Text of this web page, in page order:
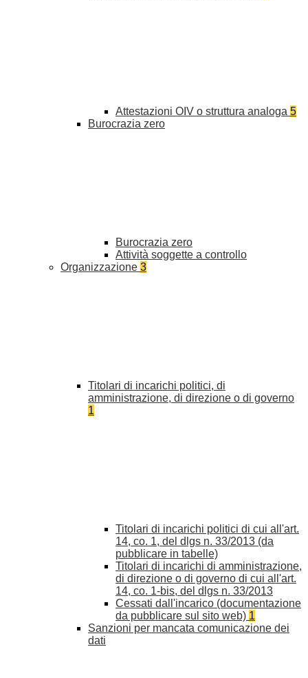
Attestazioni OIV o struttura analoga 5
Burocrazia zero
Burocrazia zero
Attività soggette a controllo
Organizzazione 3
Titolari di incarichi politici, di
amministrazione, di direzione o di governo
1
Titolari di incarichi politici di cui all'art.
14, co. 1, del dlgs n. 33/2013 (da
pubblicare in tabelle)
Titolari di incarichi di amministrazione,
di direzione o di governo di cui all'art.
14, co. 1-bis, del dlgs n. 33/2013
Cessati dall'incarico (documentazione
da pubblicare sul sito web) 1
Sanzioni per mancata comunicazione dei
dati